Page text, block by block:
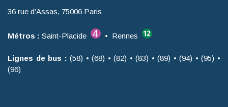
36 rue d’Assas, 75006 Paris
Métros : Saint-Placide • Rennes
Lignes de bus : (58) • (68) • (82) • (83) • (89) • (94) • (95) •
(96)